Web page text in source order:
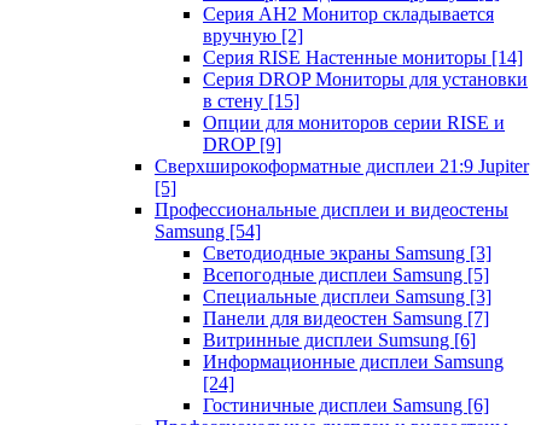
Серия AH2 Монитор складывается
вручную [2]
Серия RISE Настенные мониторы [14]
Серия DROP Мониторы для установки
в стену [15]
Опции для мониторов серии RISE и
DROP [9]
Сверхширокоформатные дисплеи 21:9 Jupiter
[5]
Профессиональные дисплеи и видеостены
Samsung [54]
Светодиодные экраны Samsung [3]
Всепогодные дисплеи Samsung [5]
Специальные дисплеи Samsung [3]
Панели для видеостен Samsung [7]
Витринные дисплеи Sumsung [6]
Информационные дисплеи Samsung
[24]
Гостиничные дисплеи Samsung [6]